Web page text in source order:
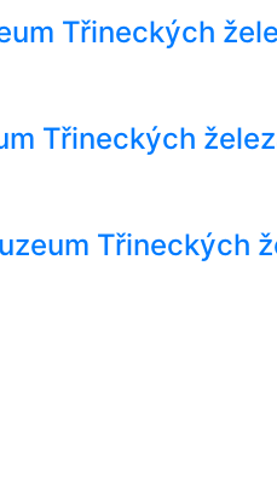
Třineckých
Třineckých
Třineckých